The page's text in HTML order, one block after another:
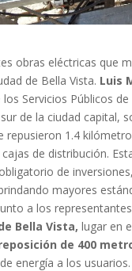
obras eléctricas que
de Bella Vista. Luis
Servicios Públicos
de la ciudad capital,
repusieron 1.4
de distribución.
de
mayores
a los
Bella Vista, lugar en
de 400
energía a los usuarios.